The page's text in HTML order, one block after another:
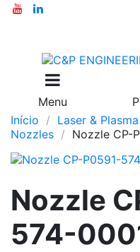
Menu
Início
Laser & Plasma
Nozzles
Nozzle CP-
Nozzle
574-